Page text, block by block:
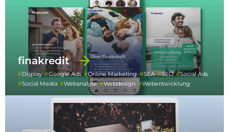
finakredit
Display Google Ads Online Marketing SEA SEO
Social Ads
Social Media
Webanalyse Webdesign Webentwicklung